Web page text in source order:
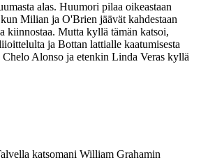
alas. Huumori pilaa oikeastaan
Milian ja O'Brien jäävät kahdestaan
kiinnostaa. Mutta kyllä tämän katsoi,
ja Bottan lattialle kaatumisesta
Alonso ja etenkin Linda Veras kyllä
katsomani William Grahamin